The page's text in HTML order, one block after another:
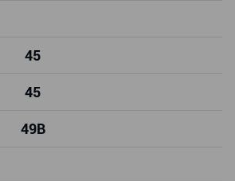
45
45
49B